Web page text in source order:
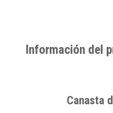
Información del
Canasta